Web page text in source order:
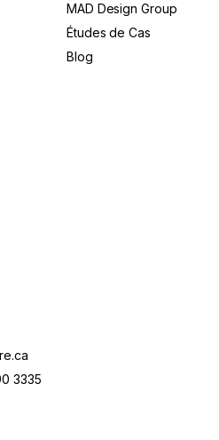
MAD Design Group
Études de Cas
Blog
3335